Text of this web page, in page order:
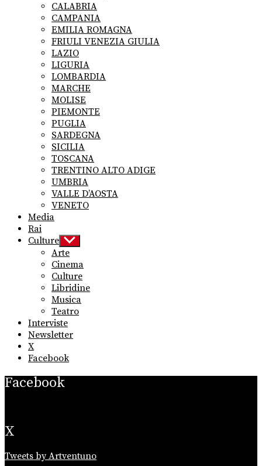
CALABRIA
CAMPANIA
EMILIA ROMAGNA
FRIULI VENEZIA GIULIA
LAZIO
LIGURIA
LOMBARDIA
MARCHE
MOLISE
PIEMONTE
PUGLIA
SARDEGNA
SICILIA
TOSCANA
TRENTINO ALTO ADIGE
UMBRIA
VALLE D’AOSTA
VENETO
Media
Rai
Culture Show
sub
menu
Arte
Cinema
Culture
Libridine
Musica
Teatro
Interviste
Newsletter
X
Facebook
Facebook
X
Tweets by Artventuno